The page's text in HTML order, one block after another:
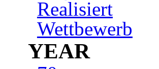
Realisiert
Wettbewerb
YEAR